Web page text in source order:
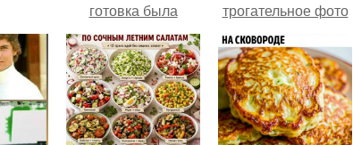
готовка была
проще.
трогательное фото
с супругой
Анжеликой,
сделанное во
время их недавнего
путешествия в
Италию.